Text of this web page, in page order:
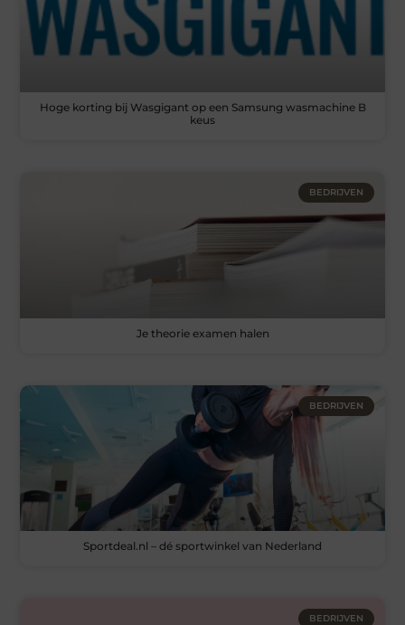
Hoge korting bij Wasgigant op een Samsung wasmachine B
keus
BEDRIJVEN
Je theorie examen halen
BEDRIJVEN
Sportdeal.nl – dé sportwinkel van Nederland
BEDRIJVEN